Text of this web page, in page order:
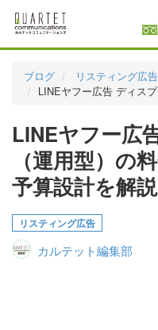
料金表
実績・お客様の声
初めて導入をお考えの方
代理店の乗り換えをお考
広告代理店・HP制作会社
お申し込みから運用開始
ブログ
リスティング広告
LINEヤフー広告 ディス
LINEヤフー広
（運用型）の
予算設計を解説
リスティング広告
カルテット編集部